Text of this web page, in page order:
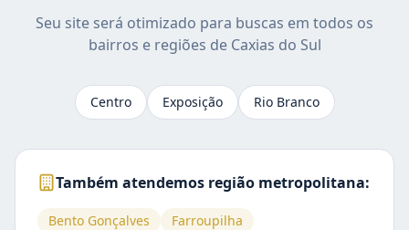
Seu site será otimizado para buscas em todos os
bairros e regiões de Caxias do Sul
Centro Exposição Rio Branco
Também atendemos região metropolitana:
Bento Gonçalves
Farroupilha